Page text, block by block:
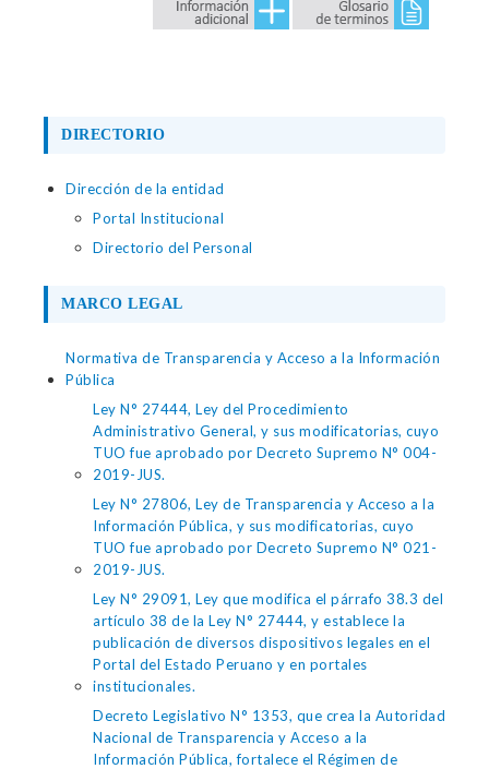
DIRECTORIO
Dirección de la entidad
Portal Institucional
Directorio del Personal
MARCO LEGAL
Normativa de Transparencia y Acceso a la Información
Pública
Ley N° 27444, Ley del Procedimiento
Administrativo General, y sus modificatorias, cuyo
TUO fue aprobado por Decreto Supremo N° 004-
2019-JUS.
Ley N° 27806, Ley de Transparencia y Acceso a la
Información Pública, y sus modificatorias, cuyo
TUO fue aprobado por Decreto Supremo N° 021-
2019-JUS.
Ley N° 29091, Ley que modifica el párrafo 38.3 del
artículo 38 de la Ley N° 27444, y establece la
publicación de diversos dispositivos legales en el
Portal del Estado Peruano y en portales
institucionales.
Decreto Legislativo N° 1353, que crea la Autoridad
Nacional de Transparencia y Acceso a la
Información Pública, fortalece el Régimen de